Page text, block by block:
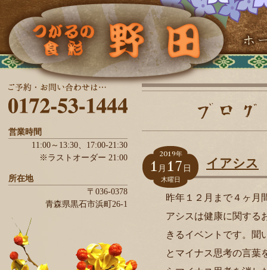
営業時間
11:00～13:30、 17:00-21:30
※ラストオーダー 21:00
所在地
〒036-0378
青森県黒石市浜町26-1
2019年
1 月 17 日
木曜日
イアシス
昨年１２月まで４ヶ月
アシスは健康に関する
きるイベントです。聞
とマイナス思考の言葉